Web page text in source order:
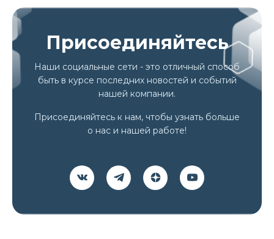
Присоединяйтесь
Наши социальные сети - это отличный способ
быть в курсе последних новостей и событий
нашей компании.
Присоединяйтесь к нам, чтобы узнать больше
о нас и нашей работе!